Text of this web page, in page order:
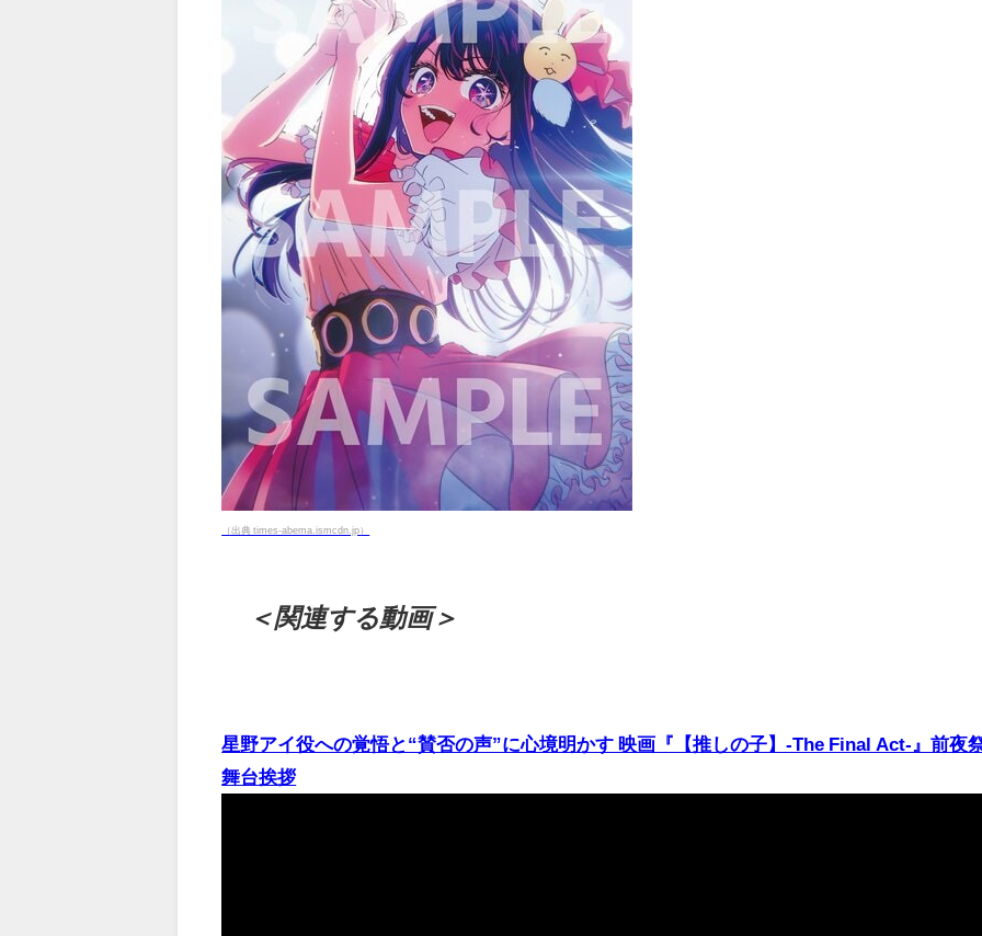
（出典 times-abema.ismcdn.jp）
＜関連する動画＞
星野アイ役への覚悟と“賛否の声”に心境明かす 映画『【推しの子】-The Final Act-』前夜
舞台挨拶